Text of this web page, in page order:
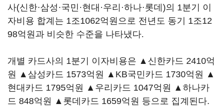
사(신한·삼성·국민·현대·우리·하나·롯데)의 1분기 이
자비용 합계는 1조1062억원으로 전년도 동기 1조12
98억원과 비슷한 수준을 나타냈다.
개별 카드사의 1분기 이자비용은 ▲신한카드 2410억
원 ▲삼성카드 1573억원 ▲KB국민카드 1730억원 ▲
현대카드 1795억원 ▲우리카드 1047억원 ▲하나카
드 848억원 ▲롯데카드 1659억원 등으로 집계된다.